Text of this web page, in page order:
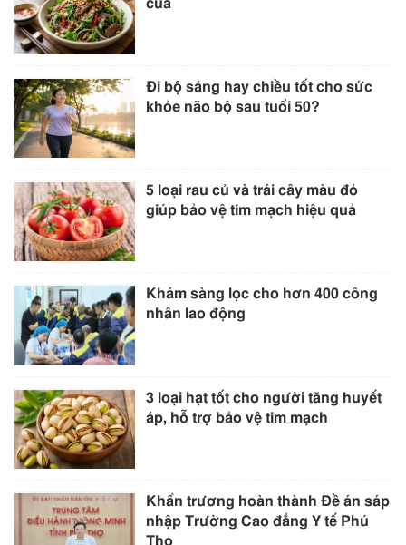
cua
Đi bộ sáng hay chiều tốt cho sức
khỏe não bộ sau tuổi 50?
5 loại rau củ và trái cây màu đỏ
giúp bảo vệ tim mạch hiệu quả
Khám sàng lọc cho hơn 400 công
nhân lao động
3 loại hạt tốt cho người tăng huyết
áp, hỗ trợ bảo vệ tim mạch
Khẩn trương hoàn thành Đề án sáp
nhập Trường Cao đẳng Y tế Phú
Thọ